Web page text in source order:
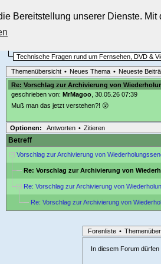
Bereitstellung unserer Dienste.
Die Fernseh-Diskussionsforen von
Technische Fragen rund um Fernsehen, DVD &
Themenübersicht • Neues Thema • Neueste
Re: Vorschlag zur Archivierung von
geschrieben von: MrMagoo, 30.05.26 07:39
Muß man das jetzt verstehen?! 😲
Optionen: Antworten • Zitieren
Betreff
Vorschlag zur Archivierung von
Re: Vorschlag zur Archivierung von
Re: Vorschlag zur Archivierung von
Re: Vorschlag zur Archivierung von
Forenliste •
In diesem Forum